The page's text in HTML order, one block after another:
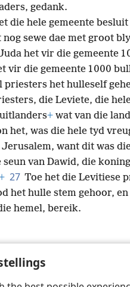
gedank.
die hele gemeente
sewe dae met groot
het vir die gemeente
vir die gemeente 1 000
priesters het hulleself
die Leviete, die
+ wat van die
het, was die hele tyd
want dit was
seun van Dawid, die
27 Toe het die Levitiese
het hulle stem gehoor,
hemel, bereik.
© 2026 Watch Tower Bible and Tract